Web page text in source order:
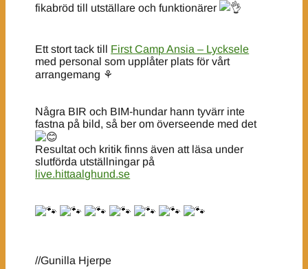
fikabröd till utställare och funktionärer
Ett stort tack till First Camp Ansia – Lycksele
med personal som upplåter plats för vårt
arrangemang ⚘️
Några BIR och BIM-hundar hann tyvärr inte
fastna på bild, så ber om överseende med det
Resultat och kritik finns även att läsa under
slutförda utställningar på
live.hittaalghund.se
//Gunilla Hjerpe